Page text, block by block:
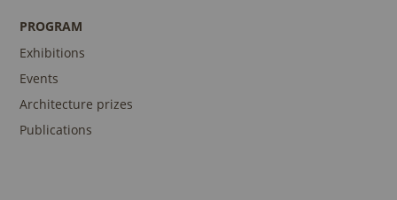
PROGRAM
Exhibitions
Events
Architecture prizes
Publications